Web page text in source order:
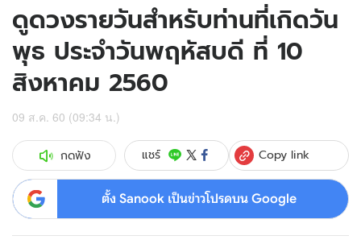
ดูดวงรายวันสำหรับท่านที่เกิดวัน
พุธ ประจำวันพฤหัสบดี ที่ 10
สิงหาคม 2560
09 ส.ค. 60 (09:34 น.)
กดฟัง แชร์ Copy link
ตั้ง Sanook เป็นข่าวโปรดบน Google